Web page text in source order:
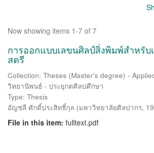
Now showing items 1-7 of 7
การออกแบบเลขนศิลป์สิ่งพิมพ์สำหรับ
สตรี
Collection: Theses (Master's degree) -
วิทยานิพนธ์ - ประยุกตศิลปศึกษา
Type: Thesis
อัญชลี ศักดิ์ประสิทธิ์กุล (มหาวิทยาลัยศิลปากร,
File in this item: fulltext.pdf